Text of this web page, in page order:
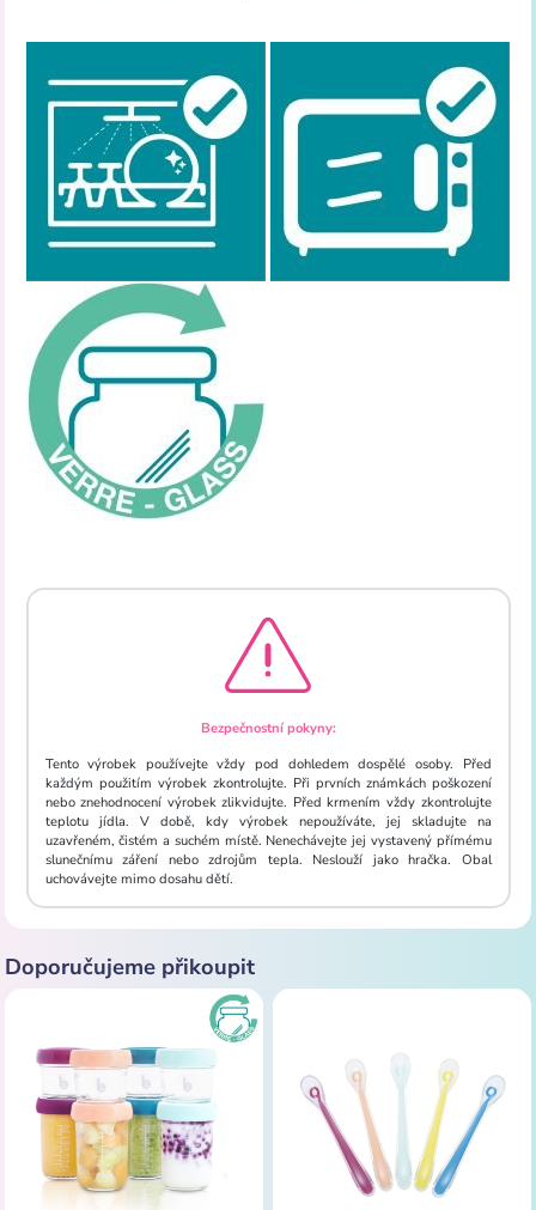
Bezpečnostní pokyny:
Tento výrobek používejte vždy pod dohledem dospělé osoby. Před
každým použitím výrobek zkontrolujte. Při prvních známkách poškození
nebo znehodnocení výrobek zlikvidujte. Před krmením vždy zkontrolujte
teplotu jídla. V době, kdy výrobek nepoužíváte, jej skladujte na
uzavřeném, čistém a suchém místě. Nenechávejte jej vystavený přímému
slunečnímu záření nebo zdrojům tepla. Neslouží jako hračka. Obal
uchovávejte mimo dosahu dětí.
Doporučujeme přikoupit